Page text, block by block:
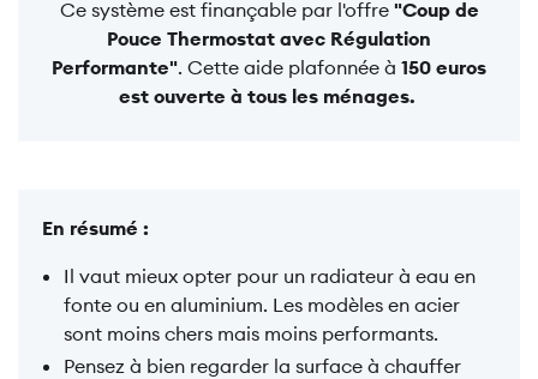
Ce système est finançable par l'offre "Coup de
Pouce Thermostat avec Régulation
Performante". Cette aide plafonnée à 150 euros
est ouverte à tous les ménages.
En résumé :
Il vaut mieux opter pour un radiateur à eau en
fonte ou en aluminium. Les modèles en acier
sont moins chers mais moins performants.
Pensez à bien regarder la surface à chauffer